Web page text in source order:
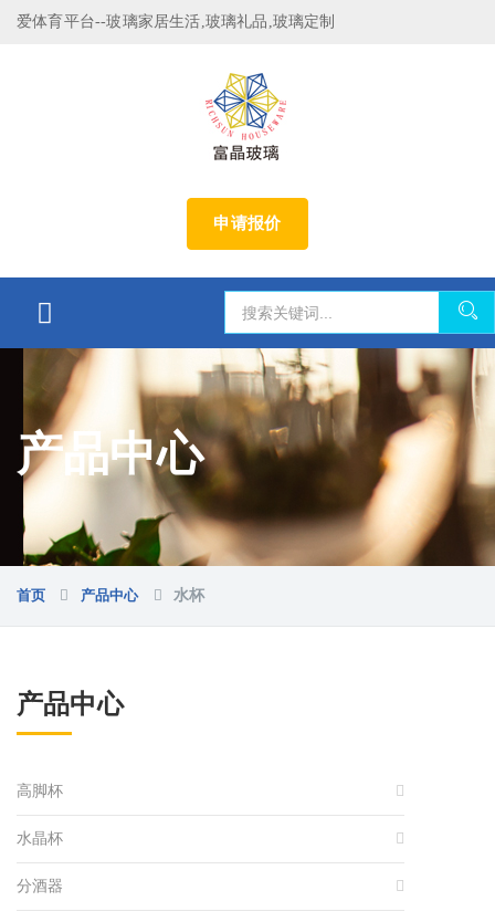
爱体育平台--玻璃家居生活,玻璃礼品,玻璃定制
申请报价
产品中心
首页 产品中心 水杯
产品中心
高脚杯
水晶杯
分酒器